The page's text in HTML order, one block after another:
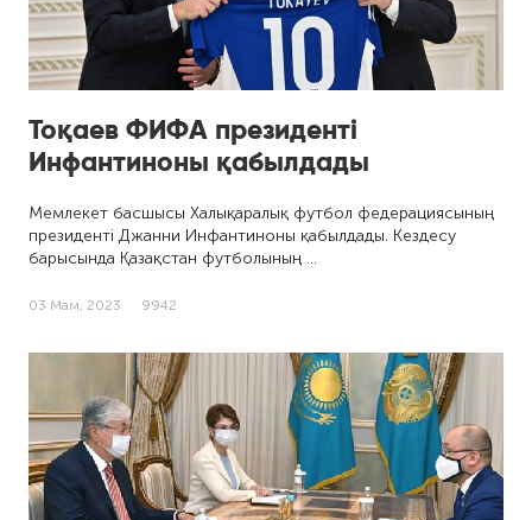
Тоқаев ФИФА президенті
Инфантиноны қабылдады
Мемлекет басшысы Халықаралық футбол федерациясының
президенті Джанни Инфантиноны қабылдады. Кездесу
барысында Қазақстан футболының …
03 Мам, 2023 9942